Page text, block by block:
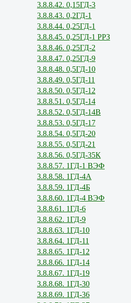
3.8.8.42. 0,15ГД-3
3.8.8.43. 0,2ГД-1
3.8.8.44. 0,25ГД-1
3.8.8.45. 0,25ГД-1 РРЗ
3.8.8.46. 0,25ГД-2
3.8.8.47. 0,25ГД-9
3.8.8.48. 0,5ГД-10
3.8.8.49. 0,5ГД-11
3.8.8.50. 0,5ГД-12
3.8.8.51. 0,5ГД-14
3.8.8.52. 0,5ГД-14В
3.8.8.53. 0,5ГД-17
3.8.8.54. 0,5ГД-20
3.8.8.55. 0,5ГД-21
3.8.8.56. 0,5ГД-35К
3.8.8.57. 1ГД-1 ВЭФ
3.8.8.58. 1ГД-4А
3.8.8.59. 1ГД-4Б
3.8.8.60. 1ГД-4 ВЭФ
3.8.8.61. 1ГД-6
3.8.8.62. 1ГД-9
3.8.8.63. 1ГД-10
3.8.8.64. 1ГД-11
3.8.8.65. 1ГД-12
3.8.8.66. 1ГД-14
3.8.8.67. 1ГД-19
3.8.8.68. 1ГД-30
3.8.8.69. 1ГД-36